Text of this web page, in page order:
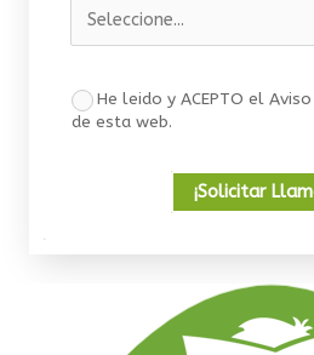
He leido y ACEPTO el
de esta web.
¡Solicitar